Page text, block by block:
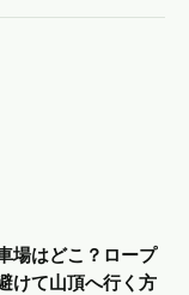
場はどこ？ロープ
けて山頂へ行く方